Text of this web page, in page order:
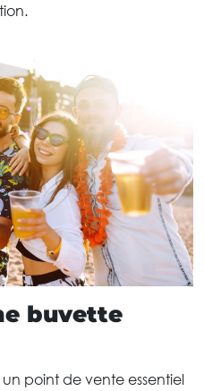
buvette
point de vente essentiel